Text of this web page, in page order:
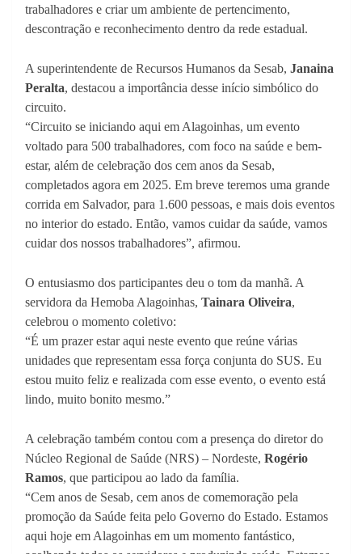
trabalhadores e criar um ambiente de pertencimento,
descontração e reconhecimento dentro da rede estadual.
A superintendente de Recursos Humanos da Sesab, Janaina
Peralta, destacou a importância desse início simbólico do
circuito.
“Circuito se iniciando aqui em Alagoinhas, um evento
voltado para 500 trabalhadores, com foco na saúde e bem-
estar, além de celebração dos cem anos da Sesab,
completados agora em 2025. Em breve teremos uma grande
corrida em Salvador, para 1.600 pessoas, e mais dois eventos
no interior do estado. Então, vamos cuidar da saúde, vamos
cuidar dos nossos trabalhadores”, afirmou.
O entusiasmo dos participantes deu o tom da manhã. A
servidora da Hemoba Alagoinhas, Tainara Oliveira,
celebrou o momento coletivo:
“É um prazer estar aqui neste evento que reúne várias
unidades que representam essa força conjunta do SUS. Eu
estou muito feliz e realizada com esse evento, o evento está
lindo, muito bonito mesmo.”
A celebração também contou com a presença do diretor do
Núcleo Regional de Saúde (NRS) – Nordeste, Rogério
Ramos, que participou ao lado da família.
“Cem anos de Sesab, cem anos de comemoração pela
promoção da Saúde feita pelo Governo do Estado. Estamos
aqui hoje em Alagoinhas em um momento fantástico,